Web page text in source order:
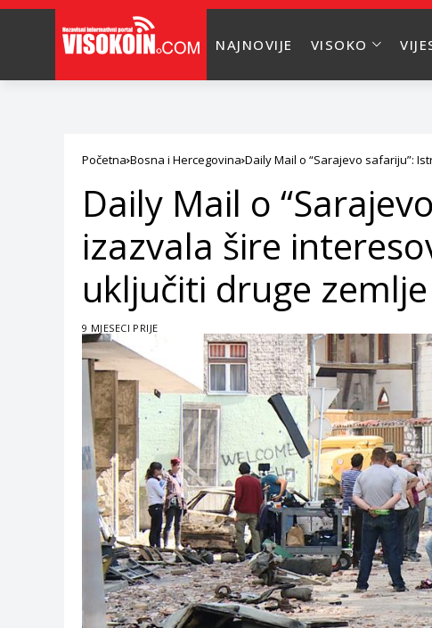
NAJNOVIJE VISOKO
Početna Bosna i Hercegovina Daily Mail o “Sarajevo safariju”:
Daily Mail o
izazvala šire
uključiti druge zemlje
9 MJESECI PRIJE